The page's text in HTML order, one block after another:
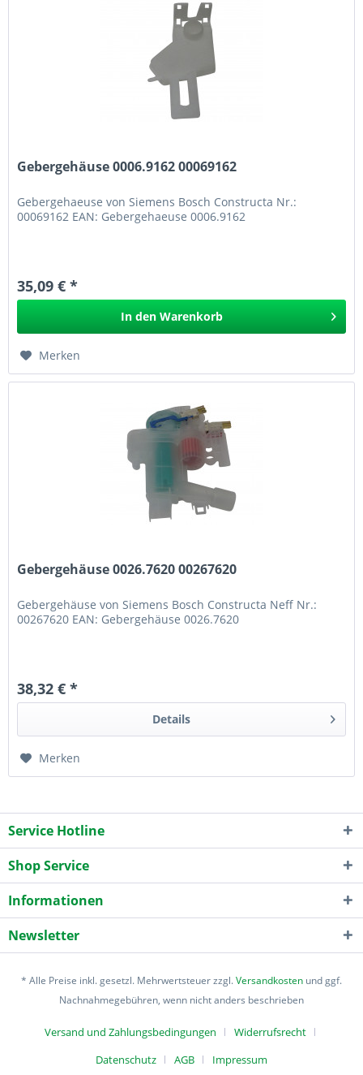
Gebergehäuse 0006.9162 00069162
Gebergehaeuse von Siemens Bosch Constructa Nr.:
00069162 EAN: Gebergehaeuse 0006.9162
35,09 € *
In den Warenkorb
Merken
Gebergehäuse 0026.7620 00267620
Gebergehäuse von Siemens Bosch Constructa Neff Nr.:
00267620 EAN: Gebergehäuse 0026.7620
38,32 € *
Details
Merken
Service Hotline
Shop Service
Informationen
Newsletter
* Alle Preise inkl. gesetzl. Mehrwertsteuer zzgl.Versandkosten und ggf.
Nachnahmegebühren, wenn nicht anders beschrieben
Versand und Zahlungsbedingungen
Widerrufsrecht
Datenschutz
AGB
Impressum